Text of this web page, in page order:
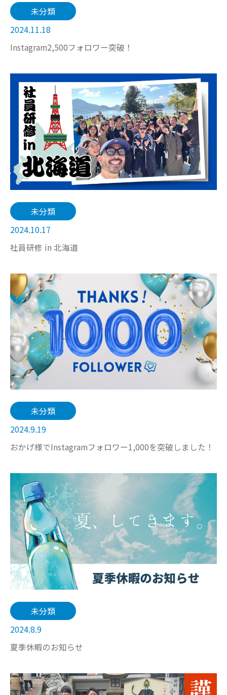
未分類
2024.11.18
Instagram2,500フォロワー突破！
未分類
2024.10.17
社員研修 in 北海道
未分類
2024.9.19
おかげ様でInstagramフォロワー1,000を突破しました！
未分類
2024.8.9
夏季休暇のお知らせ